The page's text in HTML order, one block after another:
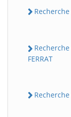
FERRAT